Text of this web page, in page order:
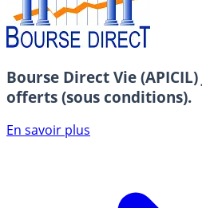
Bourse Direct Vie (APICIL)
offerts (sous conditions).
En savoir plus